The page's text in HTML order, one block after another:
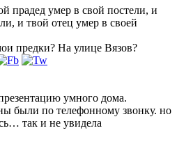
прадед умер в свой постели, и
и твой отец умер в своей
предки? На улице Вязов?
умного дома.
были по телефонному звонку. но
так и не увидела